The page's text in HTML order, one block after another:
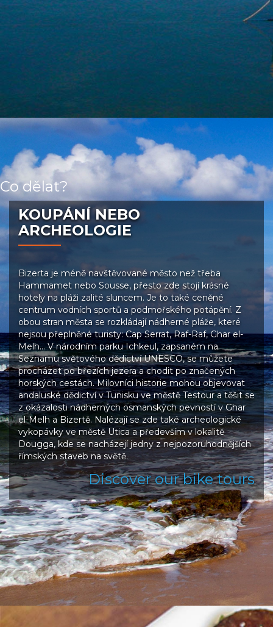
Co dělat?
KOUPÁNÍ NEBO
ARCHEOLOGIE
Bizerta je méně navštěvované město než třeba
Hammamet nebo Sousse, přesto zde stojí krásné
hotely na pláži zalité sluncem. Je to také ceněné
centrum vodních sportů a podmořského potápění. Z
obou stran města se rozkládají nádherné pláže, které
nejsou přeplněné turisty: Cap Serrat, Raf-Raf, Ghar el-
Melh… V národním parku Ichkeul, zapsaném na
Seznamu světového dědictví UNESCO, se můžete
procházet po březích jezera a chodit po značených
horských cestách. Milovníci historie mohou objevovat
andaluské dědictví v Tunisku ve městě Testour a těšit se
z okázalosti nádherných osmanských pevností v Ghar
el-Melh a Bizertě. Nalézají se zde také archeologické
vykopávky ve městě Utica a především v lokalitě
Dougga, kde se nacházejí jedny z nejpozoruhodnějších
římských staveb na světě.
Discover our bike tours